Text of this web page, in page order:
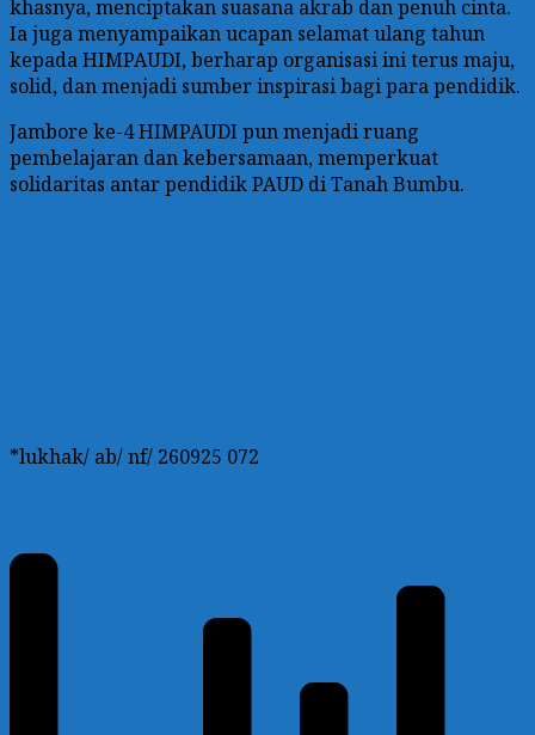
khasnya, menciptakan suasana akrab dan penuh cinta.
Ia juga menyampaikan ucapan selamat ulang tahun
kepada HIMPAUDI, berharap organisasi ini terus maju,
solid, dan menjadi sumber inspirasi bagi para pendidik.
Jambore ke-4 HIMPAUDI pun menjadi ruang
pembelajaran dan kebersamaan, memperkuat
solidaritas antar pendidik PAUD di Tanah Bumbu.
*lukhak/ ab/ nf/ 260925 072